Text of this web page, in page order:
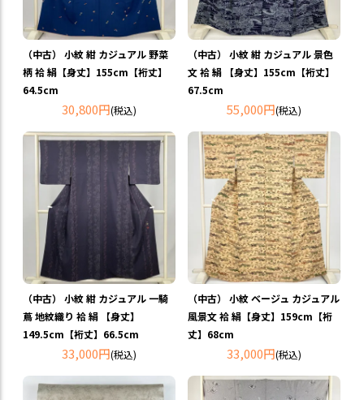
（中古） 小紋 紺 カジュアル 野菜
柄 袷 絹【身丈】155cm【裄丈】
64.5cm
30,800円(税込)
（中古） 小紋 紺 カジュアル 景色
文 袷 絹 【身丈】155cm【裄丈】
67.5cm
55,000円(税込)
（中古） 小紋 紺 カジュアル 一騎
蔦 地紋織り 袷 絹 【身丈】
149.5cm【裄丈】66.5cm
33,000円(税込)
（中古） 小紋 ベージュ カジュアル
風景文 袷 絹【身丈】159cm【裄
丈】68cm
33,000円(税込)